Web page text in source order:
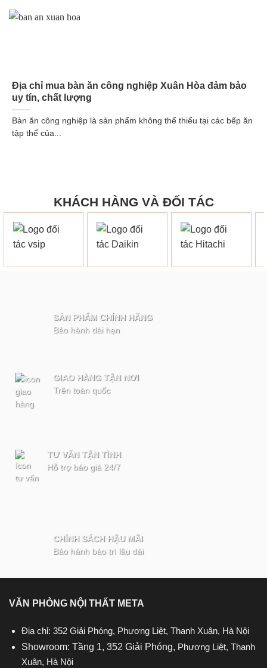
Địa chỉ mua bàn ăn công nghiệp Xuân Hòa đảm bảo
uy tín, chất lượng
Bàn ăn công nghiệp là sản phẩm không thể thiếu tại các bếp ăn
tập thể của...
KHÁCH HÀNG VÀ ĐỐI TÁC
SẢN PHẨM CHÍNH HÃNG
Bảo hành dài hạn
GIAO HÀNG TẬN NƠI
Trên toàn quốc
TƯ VẤN TẬN TÌNH
Hỗ trợ báo giá 24/7
CHÍNH SÁCH HẬU MÃI
Bảo hành bảo trì lâu dài
VĂN PHÒNG NỘI THẤT META
Địa chỉ: 352 Giải Phóng, Phương Liệt, Thanh Xuân, Hà Nội
Showroom: Tầng 1, 352 Giải Phóng, Phương Liệt, Thanh
Xuân, Hà Nội